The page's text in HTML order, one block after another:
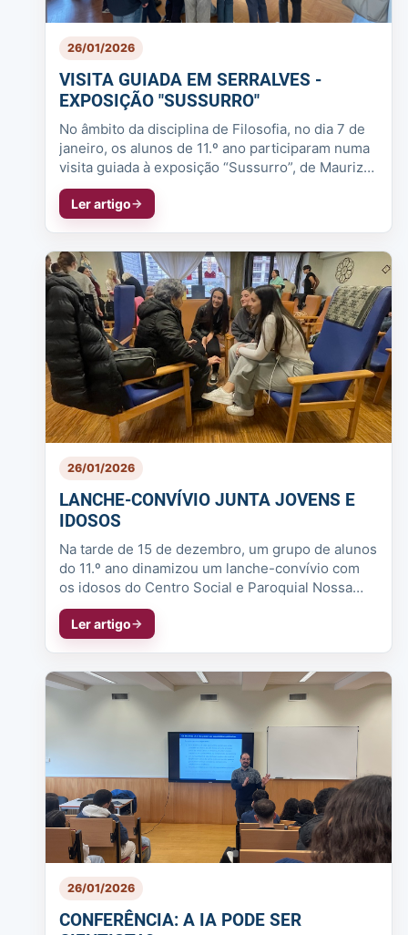
26/01/2026
VISITA GUIADA EM SERRALVES -
EXPOSIÇÃO "SUSSURRO"
No âmbito da disciplina de Filosofia, no dia 7 de
janeiro, os alunos de 11.º ano participaram numa
visita guiada à exposição “Sussurro”, de Maurizio
Cattelan, em exibi...
Ler artigo
26/01/2026
LANCHE-CONVÍVIO JUNTA JOVENS E
IDOSOS
Na tarde de 15 de dezembro, um grupo de alunos
do 11.º ano dinamizou um lanche-convívio com
os idosos do Centro Social e Paroquial Nossa
Senhora da Boavista. Entre con...
Ler artigo
26/01/2026
CONFERÊNCIA: A IA PODE SER